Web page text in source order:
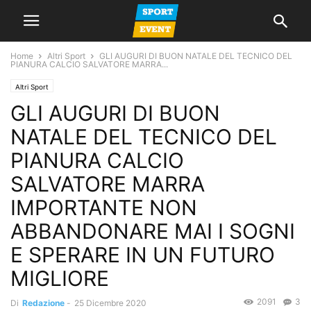
Home Altri Sport
GLI AUGURI DI BUON NATALE DEL TECNICO DEL
PIANURA CALCIO SALVATORE MARRA...
Altri Sport
GLI AUGURI DI BUON
NATALE DEL TECNICO DEL
PIANURA CALCIO
SALVATORE MARRA
IMPORTANTE NON
ABBANDONARE MAI I SOGNI
E SPERARE IN UN FUTURO
MIGLIORE
Di Redazione - 25 Dicembre 2020 3
2091